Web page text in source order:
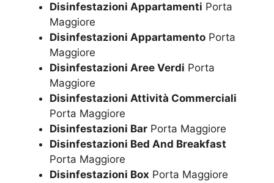
Disinfestazioni Appartamenti Porta
Maggiore
Disinfestazioni Appartamento Porta
Maggiore
Disinfestazioni Aree Verdi Porta
Maggiore
Disinfestazioni Attività Commerciali
Porta Maggiore
Disinfestazioni Bar Porta Maggiore
Disinfestazioni Bed And Breakfast
Porta Maggiore
Disinfestazioni Box Porta Maggiore